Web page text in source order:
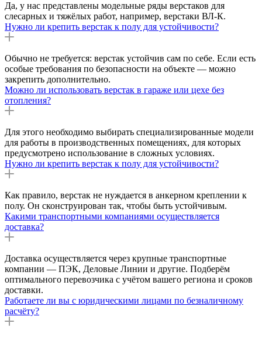
Да, у нас представлены модельные ряды верстаков для
слесарных и тяжёлых работ, например, верстаки ВЛ-К.
Нужно ли крепить верстак к полу для устойчивости?
Обычно не требуется: верстак устойчив сам по себе. Если есть
особые требования по безопасности на объекте — можно
закрепить дополнительно.
Можно ли использовать верстак в гараже или цехе без
отопления?
Для этого необходимо выбирать специализированные модели
для работы в производственных помещениях, для которых
предусмотрено использование в сложных условиях.
Нужно ли крепить верстак к полу для устойчивости?
Как правило, верстак не нуждается в анкерном креплении к
полу. Он сконструирован так, чтобы быть устойчивым.
Какими транспортными компаниями осуществляется
доставка?
Доставка осуществляется через крупные транспортные
компании — ПЭК, Деловые Линии и другие. Подберём
оптимального перевозчика с учётом вашего региона и сроков
доставки.
Работаете ли вы с юридическими лицами по безналичному
расчёту?